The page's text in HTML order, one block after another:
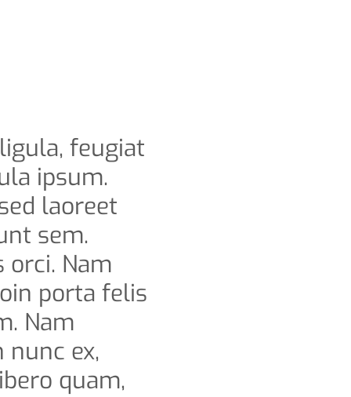
feugiat
ipsum.
laoreet
sem.
orci. Nam
porta felis
Nam
ex,
quam,